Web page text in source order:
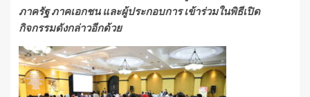
ภาครัฐ ภาคเอกชน และผู้ประกอบการ เข้าร่วมในพิธีเปิด
กิจกรรมดังกล่าวอีกด้วย